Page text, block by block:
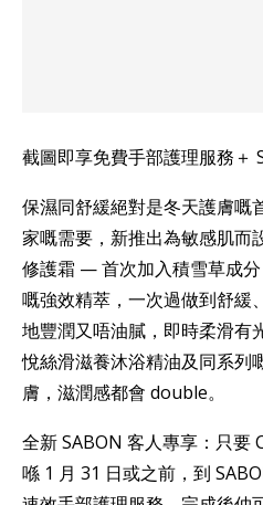
截圖即享免費手部護理服務＋
保濕同舒緩絕對是冬天護膚嘅
家嘅需要，新推出為敏感肌而
修護霜 — 首次加入積雪草成
嘅強效精萃，一次過做到舒緩
地豐潤又唔油膩，即時柔滑有
悅絲滑滋養沐浴精油及同系列
膚，滋潤感都會 double。
全新 SABON 客人專享：只要
喺 1 月 31 日或之前，到